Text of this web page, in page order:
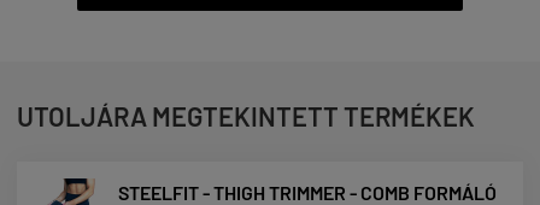
UTOLJÁRA MEGTEKINTETT TERMÉKEK
STEELFIT - THIGH TRIMMER - COMB FORMÁLÓ